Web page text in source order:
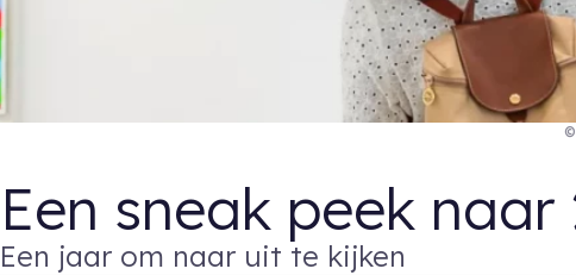
Een sneak peek naar
Een jaar om naar uit te kijken